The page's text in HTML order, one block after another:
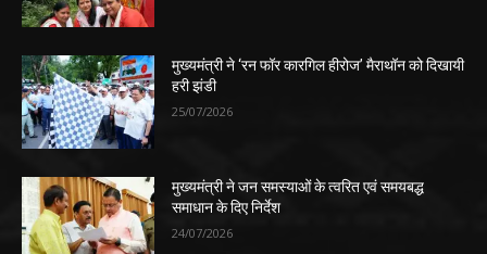
मुख्यमंत्री ने ‘रन फॉर कारगिल हीरोज’ मैराथॉन को दिखायी
हरी झंडी
25/07/2026
मुख्यमंत्री ने जन समस्याओं के त्वरित एवं समयबद्ध
समाधान के दिए निर्देश
24/07/2026